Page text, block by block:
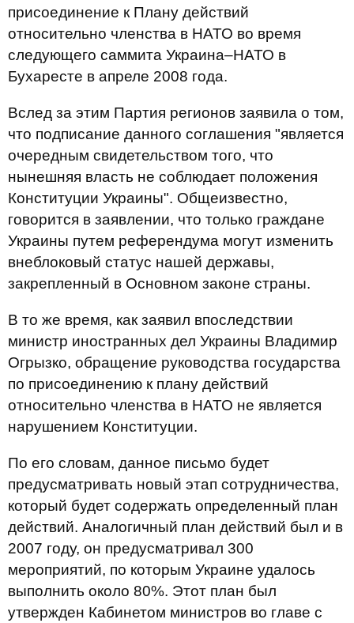
присоединение к Плану действий
относительно членства в НАТО во время
следующего саммита Украина–НАТО в
Бухаресте в апреле 2008 года.
Вслед за этим Партия регионов заявила о том,
что подписание данного соглашения "является
очередным свидетельством того, что
нынешняя власть не соблюдает положения
Конституции Украины". Общеизвестно,
говорится в заявлении, что только граждане
Украины путем референдума могут изменить
внеблоковый статус нашей державы,
закрепленный в Основном законе страны.
В то же время, как заявил впоследствии
министр иностранных дел Украины Владимир
Огрызко, обращение руководства государства
по присоединению к плану действий
относительно членства в НАТО не является
нарушением Конституции.
По его словам, данное письмо будет
предусматривать новый этап сотрудничества,
который будет содержать определенный план
действий. Аналогичный план действий был и в
2007 году, он предусматривал 300
мероприятий, по которым Украине удалось
выполнить около 80%. Этот план был
утвержден Кабинетом министров во главе с